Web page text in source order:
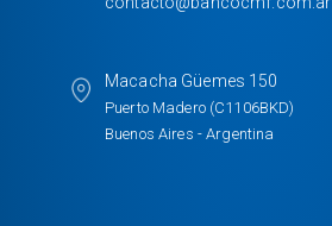
Macacha Güemes 150
Puerto Madero (C1106BKD)
Buenos Aires - Argentina